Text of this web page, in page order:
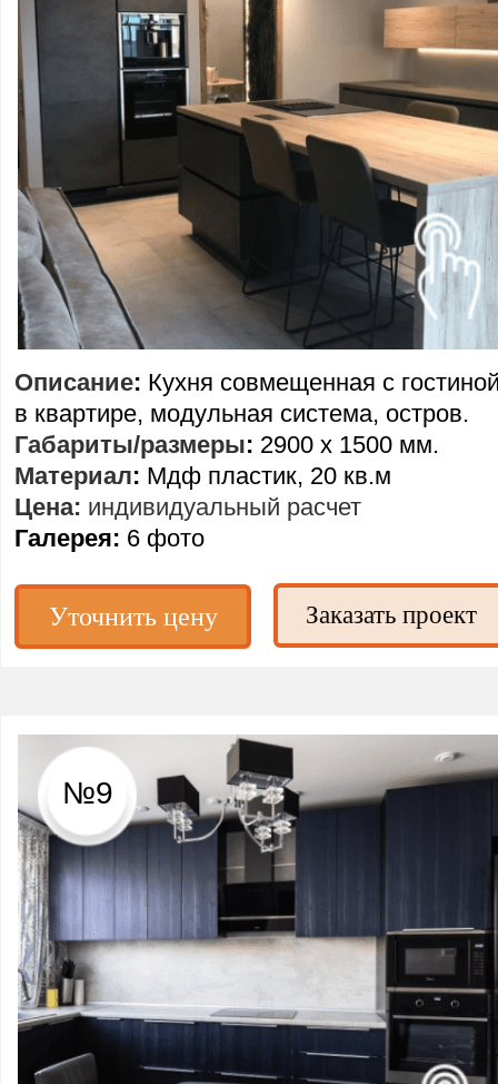
Описание: Кухня совмещенная с
в квартире, модульная система, остров.
Габариты/размеры: 2900 х 1500 мм.
Материал: Мдф пластик, 20 кв.м
Цена: индивидуальный расчет
Галерея: 6 фото
Уточнить цену Заказать проект
№9